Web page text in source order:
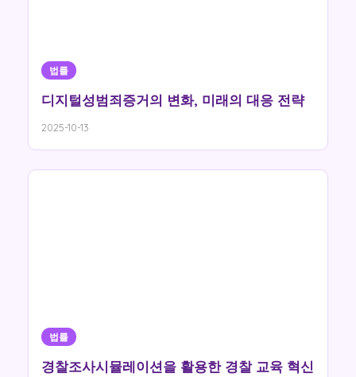
법률
디지털성범죄증거의 변화, 미래의 대응 전략
2025-10-13
법률
경찰조사시뮬레이션을 활용한 경찰 교육 혁신